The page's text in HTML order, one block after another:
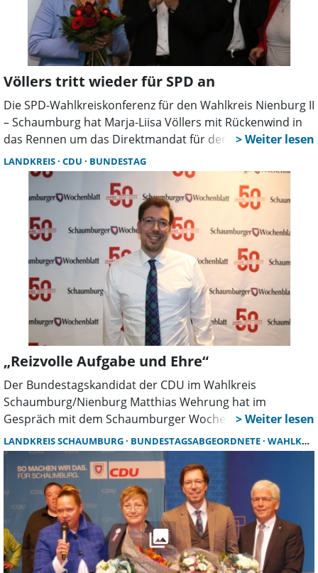
Völlers tritt wieder für SPD an
Die SPD-Wahlkreiskonferenz für den Wahlkreis Nienburg II
– Schaumburg hat Marja-Liisa Völlers mit Rückenwind in
das Rennen um das Direktmandat für den Bundestag
geschickt. Ohne Gegenstimme bei zwei Enthaltungen
wählten die Delegierten Völlers bei der Veranstaltung im
Gasthaus Steuber in Wiedensahl zu ihrer Kandidatin für
die im Februar anstehende Bundestagswahl.
LANDKREIS CDU BUNDESTAG
„Reizvolle Aufgabe und Ehre“
Der Bundestagskandidat der CDU im Wahlkreis
Schaumburg/Nienburg Matthias Wehrung hat im
Gespräch mit dem Schaumburger Wochenblatt die für
ihn aktuell wichtigsten politischen Handlungsfelder und
Herausforderungen erläutert. Er schlug dabei einen
Bogen von der Wirtschaftspolitik bis zu Themen mit
besonderem Bezug zum Landkreis wie dem Verlauf der
ICE-Trasse.
LANDKREIS SCHAUMBURG BUNDESTAGSABGEORDNETE WAHLKAMPF